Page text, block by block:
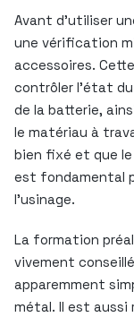
Avant d’utiliser
une vérification
accessoires.
contrôler l’état
de la batterie,
le matériau à
bien fixé et que le
est fondamental
l’usinage.
La formation
vivement
apparemment
métal. Il est aussi